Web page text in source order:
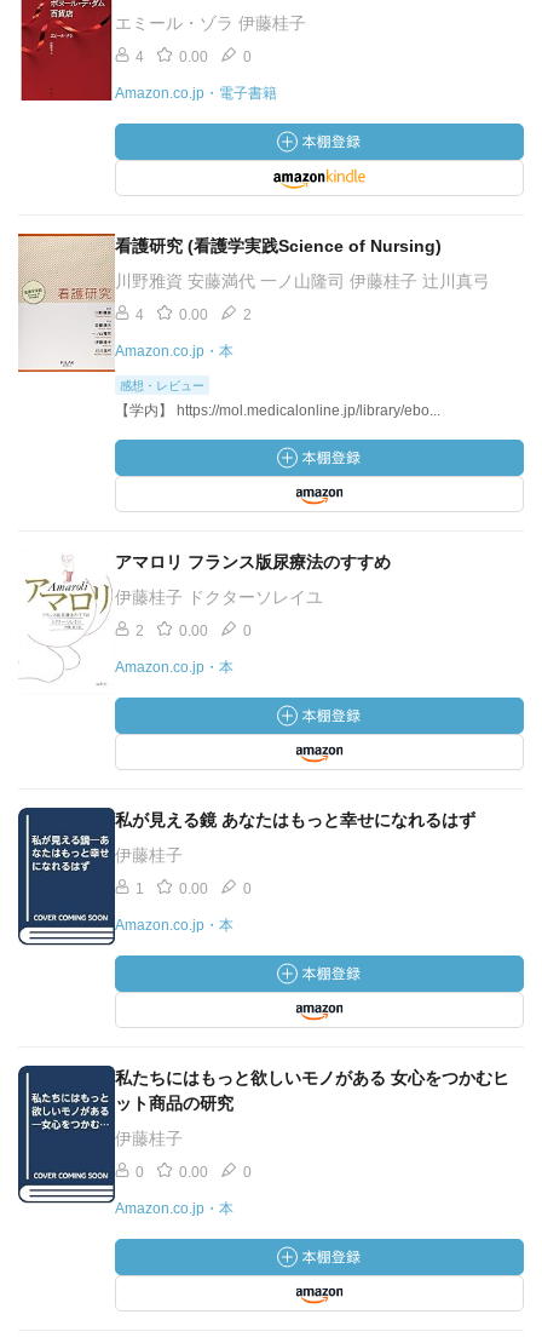
エミール・ゾラ 伊藤桂子
4 0.00 0
Amazon.co.jp・電子書籍
看護研究 (看護学実践Science of Nursing)
川野雅資 安藤満代 一ノ山隆司 伊藤桂子 辻川真弓
4 0.00 2
Amazon.co.jp・本
感想・レビュー
【学内】 https://mol.medicalonline.jp/library/ebo...
アマロリ フランス版尿療法のすすめ
伊藤桂子 ドクターソレイユ
2 0.00 0
Amazon.co.jp・本
私が見える鏡 あなたはもっと幸せになれるはず
伊藤桂子
1 0.00 0
Amazon.co.jp・本
私たちにはもっと欲しいモノがある 女心をつかむヒ
ット商品の研究
伊藤桂子
0 0.00 0
Amazon.co.jp・本